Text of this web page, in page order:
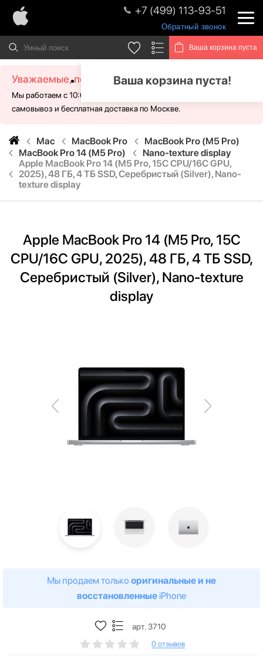
+7 (499) 113-93-51
Обратный звонок
Ваша корзина пуста
Ваша корзина пуста!
Уважаемые, посетители!
Мы работаем с 10:00 - 21:00 без выходных. Для Вас доступен
самовывоз и бесплатная доставка по Москве.
Mac MacBook Pro
MacBook Pro (M5 Pro)
MacBook Pro 14 (M5 Pro)
Nano-texture display
Apple MacBook Pro 14 (M5 Pro, 15C CPU/16C GPU,
2025), 48 ГБ, 4 ТБ SSD, Серебристый (Silver), Nano-
texture display
Apple MacBook Pro 14 (M5 Pro, 15C
CPU/16C GPU, 2025), 48 ГБ, 4 ТБ SSD,
Серебристый (Silver), Nano-texture
display
Мы продаем только оригинальные и не
восстановленные iPhone
арт. 3710
0 отзывов